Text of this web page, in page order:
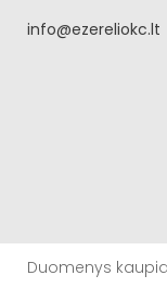
info@ezereliokc.lt
Duomenys